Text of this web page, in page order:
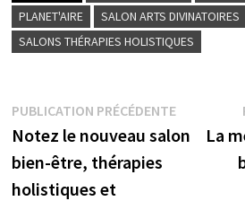
PLANET'AIRE
SALON ARTS DIVINATOIRES
SALONS THÉRAPIES HOLISTIQUES
Navigation
de
l’article
PUBLICATION PRÉCÉDENTE
Notez le nouveau salon
bien-être, thérapies
holistiques et
La